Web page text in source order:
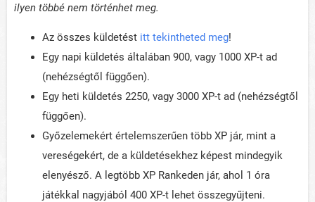
ilyen többé nem történhet meg.
Az összes küldetést itt tekintheted meg!
Egy napi küldetés általában 900, vagy 1000 XP-t ad
(nehézségtől függően).
Egy heti küldetés 2250, vagy 3000 XP-t ad (nehézségtől
függően).
Győzelemekért értelemszerűen több XP jár, mint a
vereségekért, de a küldetésekhez képest mindegyik
elenyésző. A legtöbb XP Rankeden jár, ahol 1 óra
játékkal nagyjából 400 XP-t lehet összegyűjteni.